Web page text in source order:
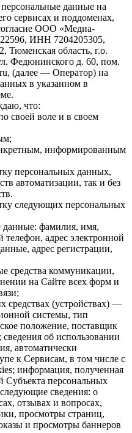
данные на
сервисах и поддоменах,
ООО «Медиа-
ИНН 7204205305,
Тюменская область, г.о.
Федюнинского д. 60, пом.
(далее — Оператор) на
в указанном в
что:
своей воле и в своем
информированным
персональных данных,
автоматизации, так и без
следующих персональных
данные: фамилия, имя,
телефон, адрес электронной
адрес регистрации,
средства коммуникации,
на Сайте всех форм и
средствах (устройствах) —
системы, тип
положение, поставщик
об использовании
автоматически
к Сервисам, в том числе с
информация, полученная
Субъекта персональных
сведения: о
отзывах и вопросах,
просмотры страниц,
и просмотры баннеров